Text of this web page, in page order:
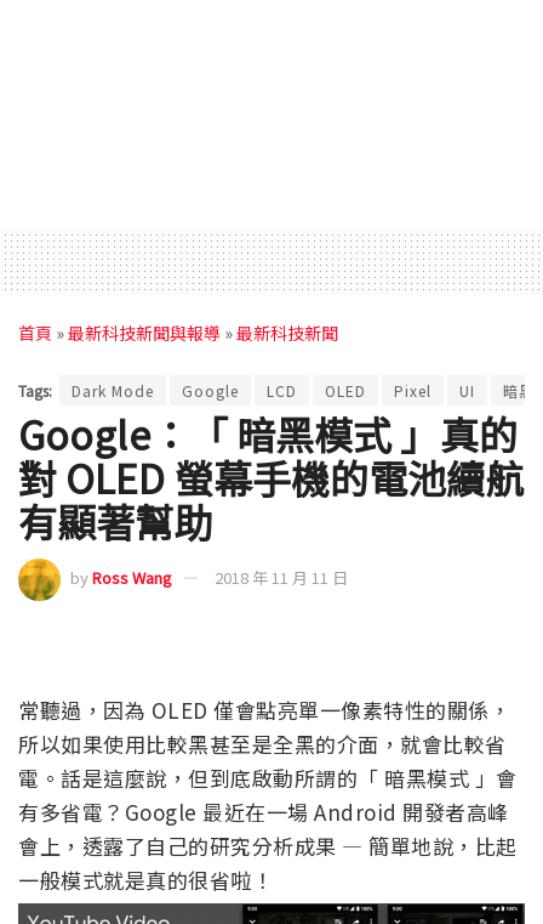
首頁 »最新科技新聞與報導 »最新科技新聞
Tags: Dark Mode Google LCD OLED Pixel UI 暗黑
Google：「 暗黑模式 」真的
對 OLED 螢幕手機的電池續航
有顯著幫助
byRoss Wang 2018 年 11 月 11 日
常聽過，因為 OLED 僅會點亮單一像素特性的關係，
所以如果使用比較黑甚至是全黑的介面，就會比較省
電。話是這麼說，但到底啟動所謂的「 暗黑模式 」會
有多省電？Google 最近在一場 Android 開發者高峰
會上，透露了自己的研究分析成果 — 簡單地說，比起
一般模式就是真的很省啦！